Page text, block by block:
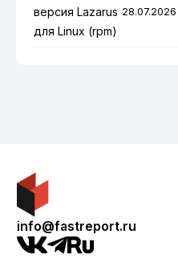
версия Lazarus
для Linux (rpm)
28.07.2026
info@fastreport.ru